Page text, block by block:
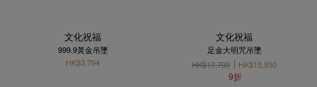
文化祝福
999.9黃金吊墜
HK$3,794
文化祝福
足金大明咒吊墜
HK$17,700
HK$15,930
9折